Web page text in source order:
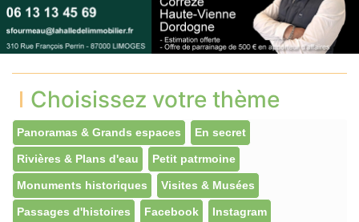
Choisissez votre thème
Panoramas & Grands espaces En secret
Rivières & Plans d'eau Petit patrmoine
Monuments historiques Visites & Musées
Passages d'histoires Facebook Instagram